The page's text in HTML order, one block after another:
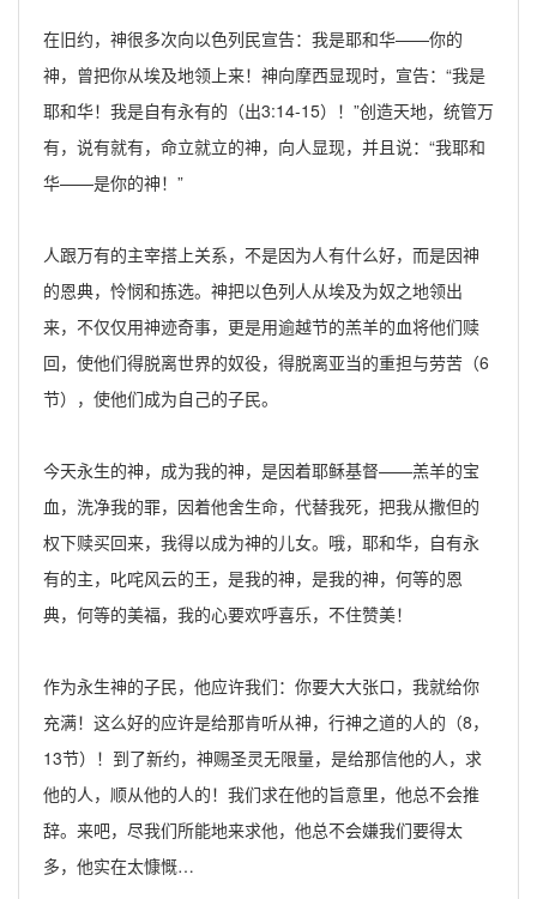
在旧约，神很多次向以色列民宣告：我是耶和华——你的
神，曾把你从埃及地领上来！神向摩西显现时，宣告：“我是
耶和华！我是自有永有的（出3:14-15）！”创造天地，统管万
有，说有就有，命立就立的神，向人显现，并且说：“我耶和
华——是你的神！”
人跟万有的主宰搭上关系，不是因为人有什么好，而是因神
的恩典，怜悯和拣选。神把以色列人从埃及为奴之地领出
来，不仅仅用神迹奇事，更是用逾越节的羔羊的血将他们赎
回，使他们得脱离世界的奴役，得脱离亚当的重担与劳苦（6
节），使他们成为自己的子民。
今天永生的神，成为我的神，是因着耶稣基督——羔羊的宝
血，洗净我的罪，因着他舍生命，代替我死，把我从撒但的
权下赎买回来，我得以成为神的儿女。哦，耶和华，自有永
有的主，叱咤风云的王，是我的神，是我的神，何等的恩
典，何等的美福，我的心要欢呼喜乐，不住赞美！
作为永生神的子民，他应许我们：你要大大张口，我就给你
充满！这么好的应许是给那肯听从神，行神之道的人的（8，
13节）！到了新约，神赐圣灵无限量，是给那信他的人，求
他的人，顺从他的人的！我们求在他的旨意里，他总不会推
辞。来吧，尽我们所能地来求他，他总不会嫌我们要得太
多，他实在太慷慨…